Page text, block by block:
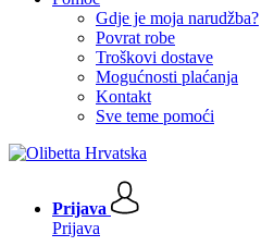
Gdje je moja narudžba?
Povrat robe
Troškovi dostave
Mogućnosti plaćanja
Kontakt
Sve teme pomoći
Prijava
Prijava